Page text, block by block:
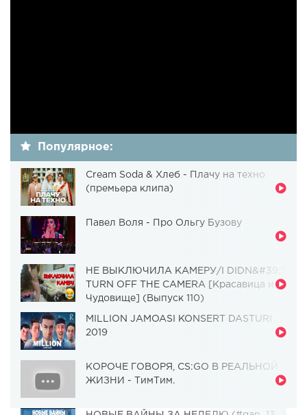
Популярное:
Cream Soda & Хлеб - Плачу на техно
(премьера клипа)
Павел Воля - Про Ольгу Бузову
НЕ ВЫКЛЮЧИЛА КАМЕРУ/I DIDN&#39;T
TURN OFF THE CAMERA [Красавица и
Чудовище] (Выпуск 110)
MILLION JAMOASI KONSERT DASTURI
2019
КОРОЧЕ ГОВОРЯ, CS:GO В РЕАЛЬНОЙ
ЖИЗНИ - ТимТим.